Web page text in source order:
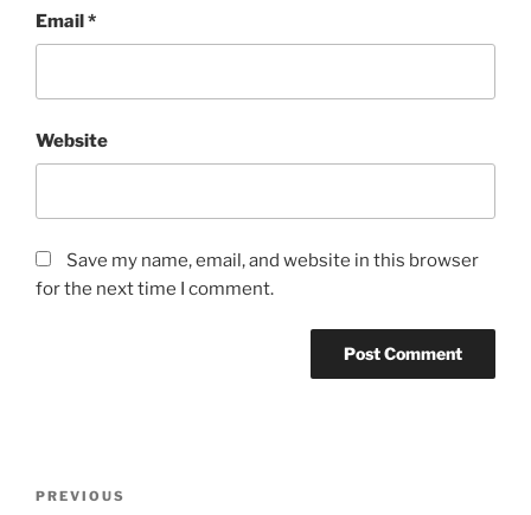
Email*
Website
Save my name, email, and website in this browser
for the next time I comment.
Previous
PREVIOUS